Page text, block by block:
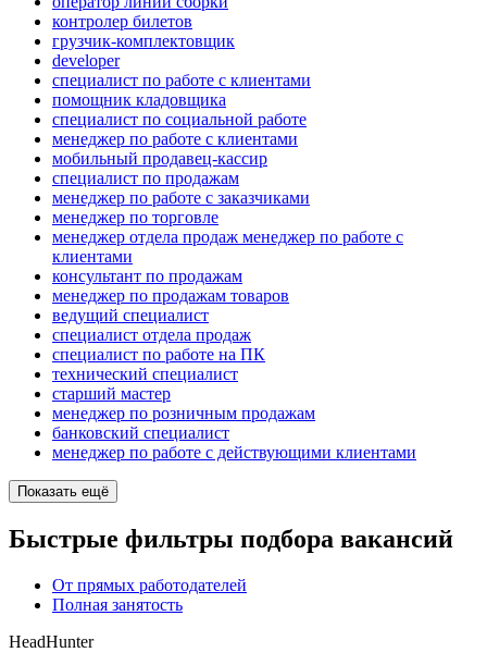
контролер билетов
грузчик-комплектовщик
developer
специалист по работе с клиентами
помощник кладовщика
специалист по социальной работе
менеджер по работе с клиентами
мобильный продавец-кассир
специалист по продажам
менеджер по работе с заказчиками
менеджер по торговле
менеджер отдела продаж менеджер по работе с
клиентами
консультант по продажам
менеджер по продажам товаров
ведущий специалист
специалист отдела продаж
специалист по работе на ПК
технический специалист
старший мастер
менеджер по розничным продажам
банковский специалист
менеджер по работе с действующими клиентами
Показать ещё
Быстрые фильтры подбора вакансий
От прямых работодателей
Полная занятость
HeadHunter